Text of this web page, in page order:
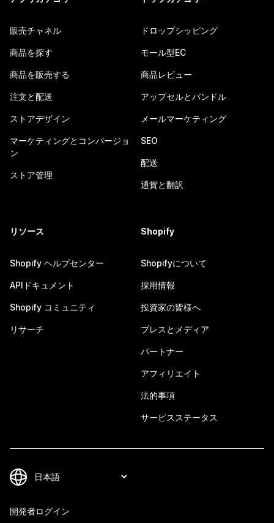
販売チャネル
商品を探す
商品を販売する
注文と配送
ストアデザイン
マーケティングとコンバージョ
ン
ストア管理
ドロップシッピング
モール型EC
商品レビュー
アップセルとバンドル
メールマーケティング
SEO
配送
通貨と翻訳
リソース
Shopify ヘルプセンター
APIドキュメント
Shopify コミュニティ
リサーチ
Shopify
Shopifyについて
採用情報
投資家の皆様へ
プレスとメディア
パートナー
アフィリエイト
法的事項
サービスステータス
開発者ログイン